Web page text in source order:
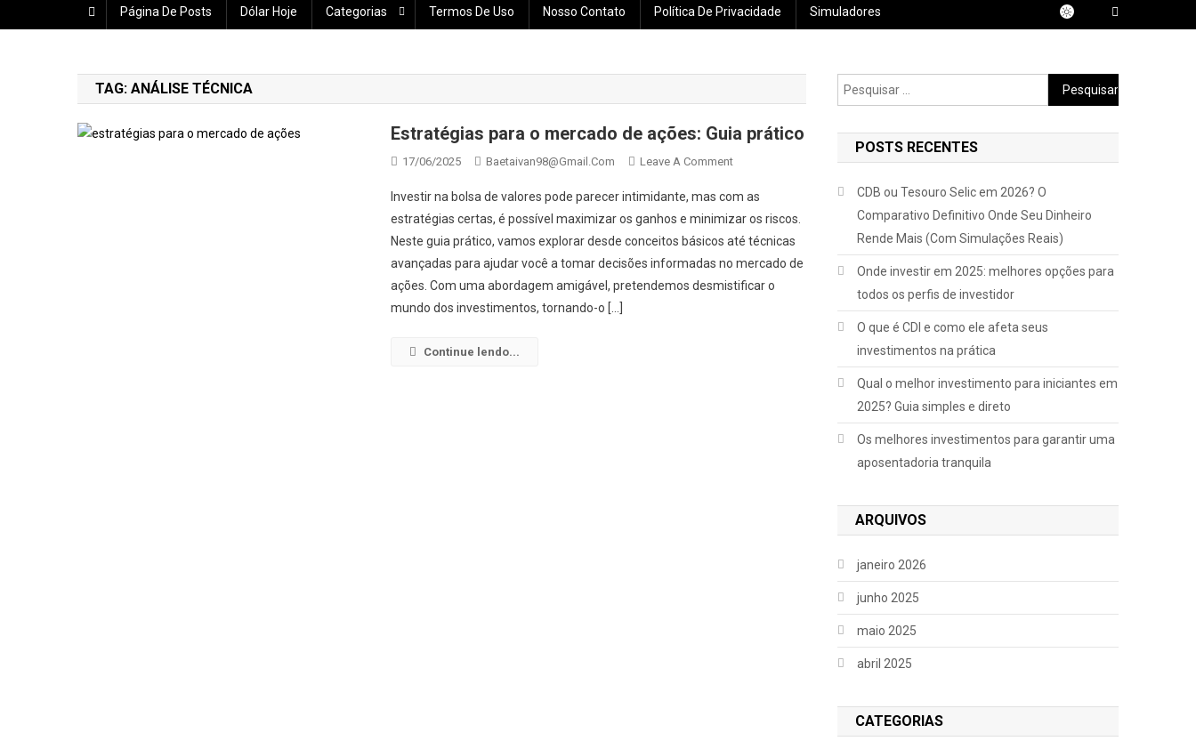
Página De Posts Dólar Hoje Categorias Termos De Uso Nosso Contato Política De Privacidade Simuladores
TAG: ANÁLISE TÉCNICA
Estratégias para o mercado de ações: Guia prático
17/06/2025 Baetaivan98@gmail.com Leave A CommentOn
Para
O
Mercado
De
Ações:
Investir na bolsa de valores pode parecer intimidante, mas com as
estratégias certas, é possível maximizar os ganhos e minimizar os riscos.
Neste guia prático, vamos explorar desde conceitos básicos até técnicas
avançadas para ajudar você a tomar decisões informadas no mercado de
ações. Com uma abordagem amigável, pretendemos desmistificar o
mundo dos investimentos, tornando-o […]
Continue lendo...
Pesquisar
por:
POSTS RECENTES
CDB ou Tesouro Selic em 2026? O
Comparativo Definitivo Onde Seu Dinheiro
Rende Mais (Com Simulações Reais)
Onde investir em 2025: melhores opções para
todos os perfis de investidor
O que é CDI e como ele afeta seus
investimentos na prática
Qual o melhor investimento para iniciantes em
2025? Guia simples e direto
Os melhores investimentos para garantir uma
aposentadoria tranquila
ARQUIVOS
janeiro 2026
junho 2025
maio 2025
abril 2025
CATEGORIAS